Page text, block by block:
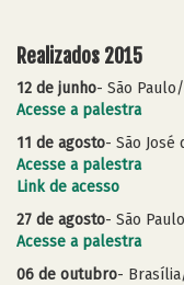
Realizados 2015
12 de junho- São
Acesse a palestra
11 de agosto- São José
Acesse a palestra
Link de acesso
27 de agosto- São
Acesse a palestra
06 de outubro-